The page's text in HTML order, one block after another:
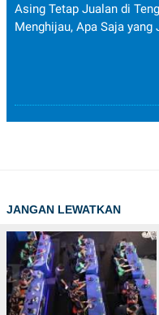
Asing Tetap Jualan di
Menghijau, Apa Saja yang
JANGAN LEWATKAN